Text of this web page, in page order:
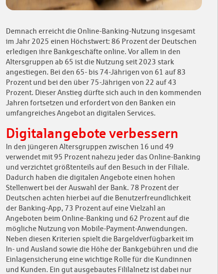
Demnach erreicht die Online-Banking-Nutzung insgesamt
im Jahr 2025 einen Höchstwert: 86 Prozent der Deutschen
erledigen ihre Bankgeschäfte online. Vor allem in den
Altersgruppen ab 65 ist die Nutzung seit 2023 stark
angestiegen. Bei den 65- bis 74-Jährigen von 61 auf 83
Prozent und bei den über 75-Jährigen von 22 auf 43
Prozent. Dieser Anstieg dürfte sich auch in den kommenden
Jahren fortsetzen und erfordert von den Banken ein
umfangreiches Angebot an digitalen Services.
Digitalangebote verbessern
In den jüngeren Altersgruppen zwischen 16 und 49
verwendet mit 95 Prozent nahezu jeder das Online-Banking
und verzichtet größtenteils auf den Besuch in der Filiale.
Dadurch haben die digitalen Angebote einen hohen
Stellenwert bei der Auswahl der Bank. 78 Prozent der
Deutschen achten hierbei auf die Benutzerfreundlichkeit
der Banking-App, 73 Prozent auf eine Vielzahl an
Angeboten beim Online-Banking und 62 Prozent auf die
mögliche Nutzung von Mobile-Payment-Anwendungen.
Neben diesen Kriterien spielt die Bargeldverfügbarkeit im
In- und Ausland sowie die Höhe der Bankgebühren und die
Einlagensicherung eine wichtige Rolle für die Kundinnen
und Kunden. Ein gut ausgebautes Fililalnetz ist dabei nur